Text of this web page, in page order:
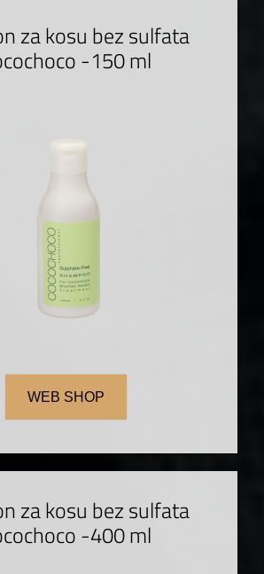
za kosu bez sulfata
-150 ml
WEB SHOP
za kosu bez sulfata
-400 ml